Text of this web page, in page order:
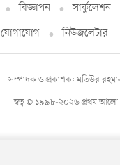
বিজ্ঞাপন সার্কুলেশন
যোগাযোগ
নিউজলেটার
স্বত্ব © ১৯৯৮-২০২৬ প্রথম আলো
সম্পাদক ও প্রকাশক: মতিউর